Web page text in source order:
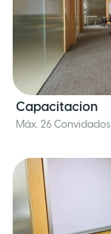
Capacitacion
Máx. 26 Convidados